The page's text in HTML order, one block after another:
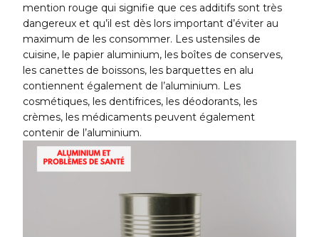
mention rouge qui signifie que ces additifs sont très
dangereux et qu’il est dès lors important d’éviter au
maximum de les consommer. Les ustensiles de
cuisine, le papier aluminium, les boîtes de conserves,
les canettes de boissons, les barquettes en alu
contiennent également de l’aluminium. Les
cosmétiques, les dentifrices, les déodorants, les
crèmes, les médicaments peuvent également
contenir de l’aluminium.